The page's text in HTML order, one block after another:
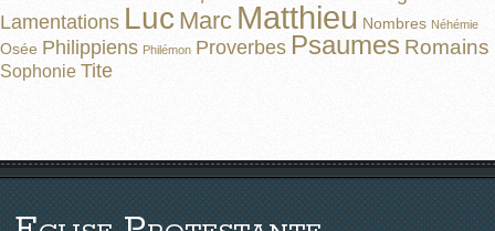
Lamentations Luc Marc Matthieu Nombres Néhémie
Osée Philippiens Philémon Proverbes Psaumes Romains
Sophonie Tite